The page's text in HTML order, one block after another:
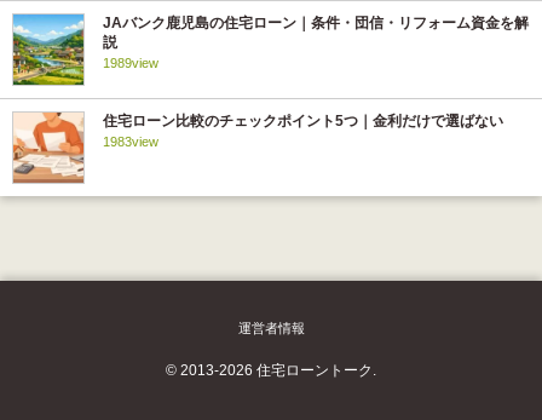
JAバンク鹿児島の住宅ローン｜条件・団信・リフォーム資金を解
説
1989view
住宅ローン比較のチェックポイント5つ｜金利だけで選ばない
1983view
運営者情報
© 2013-2026 住宅ローントーク.